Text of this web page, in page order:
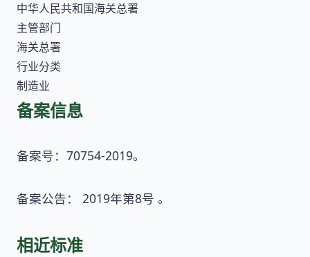
中华人民共和国海关总署
主管部门
海关总署
行业分类
制造业
备案信息
备案号：70754-2019。
备案公告： 2019年第8号 。
相近标准